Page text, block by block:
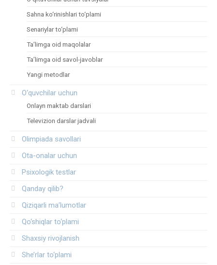
Sahna ko‘rinishlari to‘plami
Senariylar to‘plami
Ta’limga oid maqolalar
Ta’limga oid savol-javoblar
Yangi metodlar
O‘quvchilar uchun
Onlayn maktab darslari
Televizion darslar jadvali
Olimpiada savollari
Ota-onalar uchun
Psixologik testlar
Qanday qilib?
Qiziqarli ma’lumotlar
Qo‘shiqlar to‘plami
Shaxsiy rivojlanish
She’rlar to‘plami